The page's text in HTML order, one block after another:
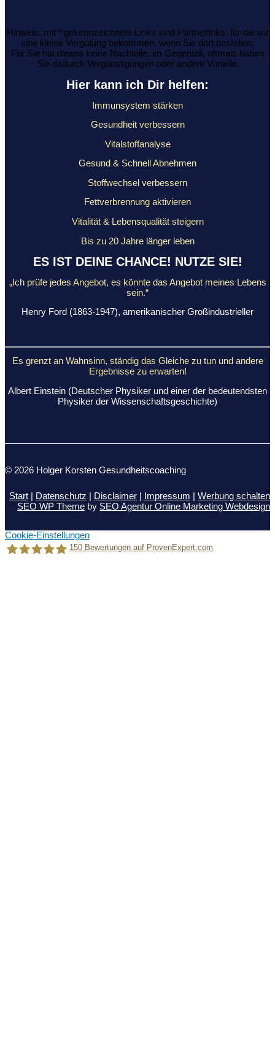
Hinweis: mit º gekennzeichnete Links sind Partnerlinks, für die wir
eine kleine Vergütung bekommen, wenn Sie dort bestellen.
Für Sie hat dieses keine Nachteile, im Gegenteil, oftmals haben
Sie dadurch Vergünstigungen oder andere Vorteile.
Hier kann ich Dir helfen:
Immunsystem stärken
Gesundheit verbessern
Vitalstoffanalyse
Gesund & Schnell Abnehmen
Stoffwechsel verbessern
Fettverbrennung aktivieren
Vitalität & Lebensqualität steigern
Bis zu 20 Jahre länger leben
ES IST DEINE CHANCE! NUTZE SIE!
„Ich prüfe jedes Angebot, es könnte das Angebot meines Lebens
sein.“
Henry Ford (1863-1947), amerikanischer Großindustrieller
Es grenzt an Wahnsinn, ständig das Gleiche zu tun und andere
Ergebnisse zu erwarten!
Albert Einstein (Deutscher Physiker und einer der bedeutendsten
Physiker der Wissenschaftsgeschichte)
© 2026 Holger Korsten Gesundheitscoaching
Start | Datenschutz | Disclaimer | Impressum | Werbung schalten
SEO WP Theme by SEO Agentur Online Marketing Webdesign
Cookie-Einstellungen
150 Bewertungen auf ProvenExpert.com